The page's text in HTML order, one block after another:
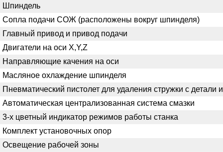
Шпиндель
Сопла подачи СОЖ (расположены вокруг шпинделя)
Главный привод и привод подачи
Двигатели на оси X,Y,Z
Направляющие качения на оси
Масляное охлаждение шпинделя
Пневматический пистолет для удаления стружки с детали
Автоматическая централизованная система смазки
3-х цветный индикатор режимов работы станка
Комплект установочных опор
Освещение рабочей зоны